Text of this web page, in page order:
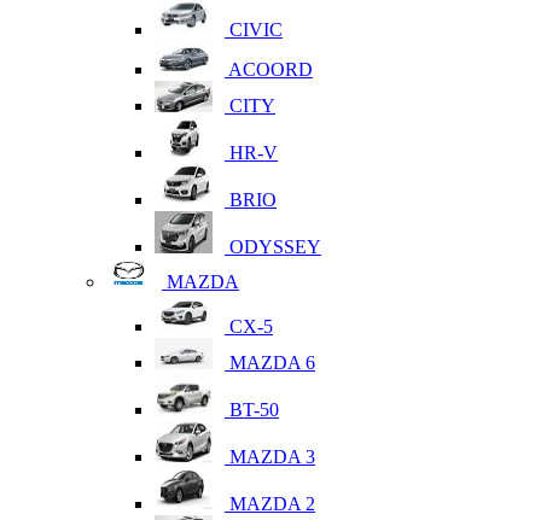
CIVIC
ACOORD
CITY
HR-V
BRIO
ODYSSEY
MAZDA
CX-5
MAZDA 6
BT-50
MAZDA 3
MAZDA 2